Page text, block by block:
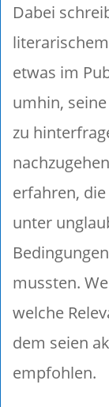
Dabei
etwas im
umhin,
zu
erfahren,
unter
mussten.
welche
dem seien
empfohlen.